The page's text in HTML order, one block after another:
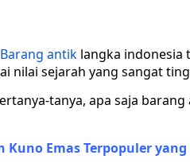
Barang antik langka indonesia
nilai sejarah yang sangat
tanya, apa saja
Kuno Emas Terpopuler